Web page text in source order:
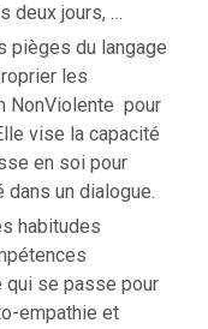
deux jours, …
pièges du langage
les
NonViolente pour
vise la capacité
en soi pour
dans un dialogue.
habitudes
qui se passe pour
empathie et